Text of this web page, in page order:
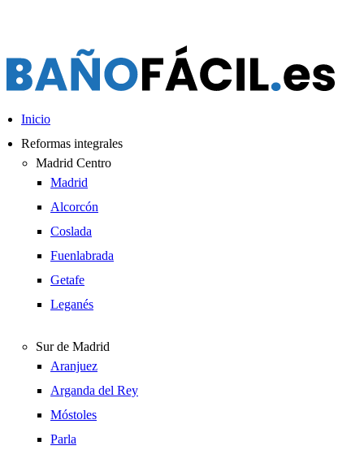
Inicio
Reformas integrales
Madrid Centro
Madrid
Alcorcón
Coslada
Fuenlabrada
Getafe
Leganés
Sur de Madrid
Aranjuez
Arganda del Rey
Móstoles
Parla